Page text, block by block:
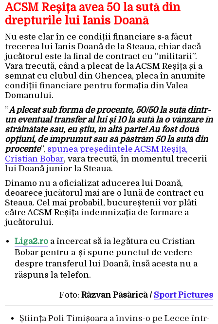
ACSM Reșița avea 50 la sută din
drepturile lui Ianis Doană
Nu este clar în ce condiții financiare s-a făcut
trecerea lui Ianis Doană de la Steaua, chiar dacă
jucătorul este la final de contract cu ”militarii”.
Vara trecută, când a plecat de la ACSM Reșița și a
semnat cu clubul din Ghencea, pleca în anumite
condiții financiare pentru formația din Valea
Domanului.
”A plecat sub formă de procente, 50/50 la sută dintr-
un eventual transfer al lui și 10 la sută la o vânzare în
străinătate sau, eu știu, în altă parte! Au fost două
opțiuni, de împrumut sau să păstrăm 50 la sută din
procente”, spunea președintele ACSM Reșița,
Cristian Bobar, vara trecută, în momentul trecerii
lui Doană junior la Steaua.
Dinamo nu a oficializat aducerea lui Doană,
deoarece jucătorul mai are o lună de contract cu
Steaua. Cel mai probabil, bucureștenii vor plăti
către ACSM Reșița indemnizația de formare a
jucătorului.
Liga2.ro a încercat să ia legătura cu Cristian
Bobar pentru a-și spune punctul de vedere
despre transferul lui Doană, însă acesta nu a
răspuns la telefon.
Foto: Răzvan Păsărică / Sport Pictures
Știința Poli Timișoara a învins-o pe Lecce într-